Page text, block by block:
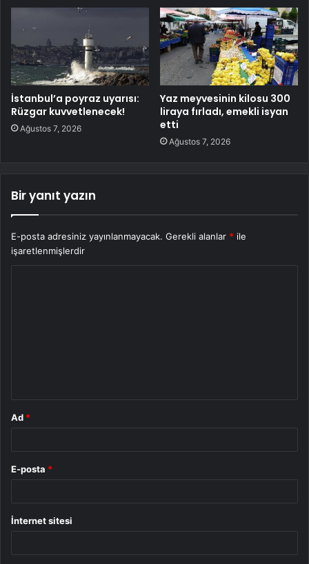
İstanbul’a poyraz uyarısı:
Rüzgar kuvvetlenecek!
Ağustos 7, 2026
Yaz meyvesinin kilosu 300
liraya fırladı, emekli isyan
etti
Ağustos 7, 2026
Bir yanıt yazın
E-posta adresiniz yayınlanmayacak. Gerekli alanlar * ile
işaretlenmişlerdir
Ad *
E-posta *
İnternet sitesi